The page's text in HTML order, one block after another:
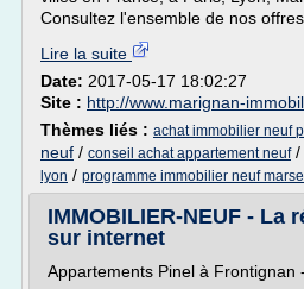
Consultez l'ensemble de nos
Lire la suite
Date: 2017-05-17 18:02:27
Site : http://www.marignan-
Thèmes liés : achat immobilier neuf
neuf / conseil achat appartement neuf/
lyon / programme immobilier neuf
IMMOBILIER-NEUF - La
sur internet
Appartements Pinel à Frontignan